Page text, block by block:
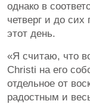
однако в
четверг и до
этот день.
«Я считаю, что
Christi на его
отдельное от
радостным и